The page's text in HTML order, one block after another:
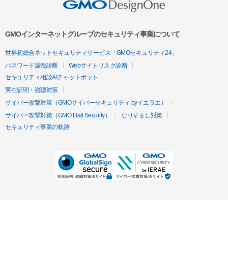
GMOインターネットグループのセキュリティ事業について
世界初総合ネットセキュリティサービス「GMOセキュリティ24」
パスワード漏洩診断
Webサイトリスク診断
セキュリティ相談AIチャットボット
実在証明・盗聴対策
サイバー攻撃対策（GMOサイバーセキュリティ byイエラエ）
サイバー攻撃対策（GMO Flatt Security）
なりすまし対策
セキュリティ事業の軌跡